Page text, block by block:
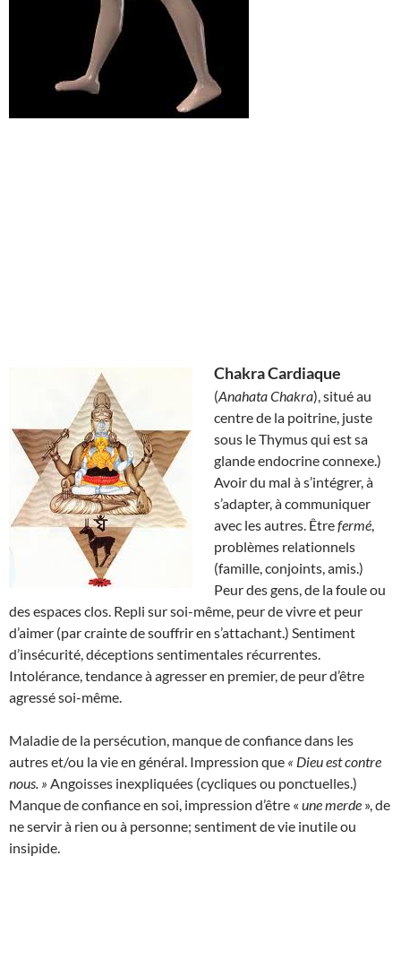
Chakra Cardiaque
(Anahata Chakra), situé au
centre de la poitrine, juste
sous le Thymus qui est sa
glande endocrine connexe.)
Avoir du mal à s’intégrer, à
s’adapter, à communiquer
avec les autres. Êtrefermé,
problèmes relationnels
(famille, conjoints, amis.)
Peur des gens, de la foule ou
des espaces clos. Repli sur soi-même, peur de vivre et peur
d’aimer (par crainte de souffrir en s’attachant.) Sentiment
d’insécurité, déceptions sentimentales récurrentes.
Intolérance, tendance à agresser en premier, de peur d’être
agressé soi-même.
Maladie de la persécution, manque de confiance dans les
autres et/ou la vie en général. Impression que « Dieu est contre
nous. » Angoisses inexpliquées (cycliques ou ponctuelles.)
Manque de confiance en soi, impression d’être « une merde », de
ne servir à rien ou à personne; sentiment de vie inutile ou
insipide.